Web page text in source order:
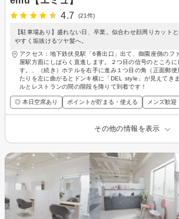
4.7
(21件)
【駐車場あり】盛れない日、卒業。似合わせ顔周りカット
やすく垢抜けるツヤ髪へ。
アクセス：地下鉄伏見駅「6番出口」出て、御園座側のフ
屋駅方面にしばらく直進します。２つ目の信号のところに
す。、（続き）ホテルを右手に進み１つ目の角（正面郵
たりを左に曲がるとドンキ横に「DEL style」が見えてき
ルとレストランの間の階段を降りて到着です！
◎ 本日空席あり ポイントが貯まる・使える メンズ歓迎
その他の情報を表示